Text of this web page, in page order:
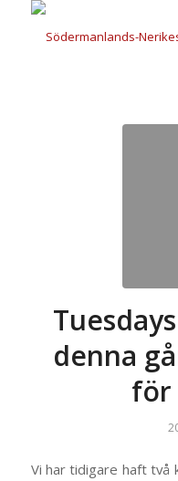
denna
för
Vi har tidigare haft två